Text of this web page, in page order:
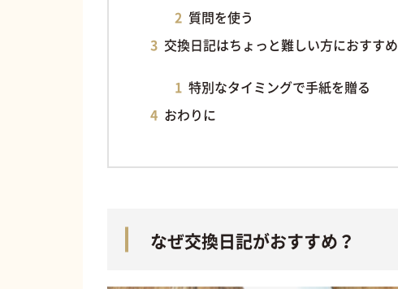
質問を使う
交換日記はちょっと難しい方におすすめ
特別なタイミングで手紙を贈る
おわりに
なぜ交換日記がおすすめ？